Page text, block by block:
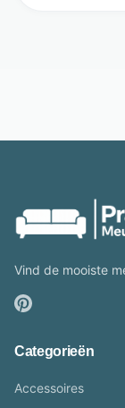
Vind de mooiste
Categorieën
Accessoires